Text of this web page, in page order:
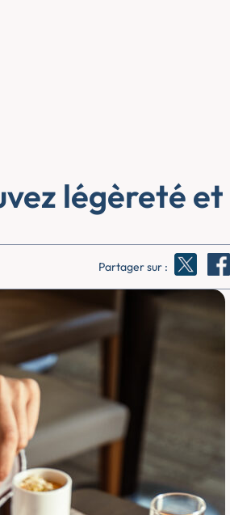
légèreté et
Partager sur :